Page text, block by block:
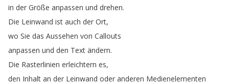
in der Größe anpassen und drehen.
Die Leinwand ist auch der Ort,
wo Sie das Aussehen von Callouts
anpassen und den Text ändern.
Die Rasterlinien erleichtern es,
den Inhalt an der Leinwand oder anderen Medienelementen